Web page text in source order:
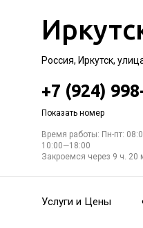
Россия, Иркутск,
+7 (924)
Показать номер
Время работы: Пн-пт:
10:00—18:00
Закроемся через 9 ч. 20
Услуги и Цены